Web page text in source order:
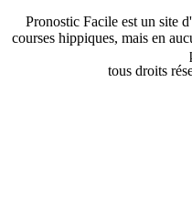
Pronostic Facile est un site
courses hippiques, mais en
tous droits